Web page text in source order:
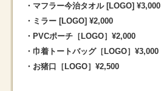
・マフラー今治タオル [LOGO] ¥3,000
・ミラー [LOGO] ¥2,000
・PVCポーチ［LOGO］¥2,000
・巾着トートバッグ［LOGO］¥3,000
・お猪口［LOGO］¥2,500